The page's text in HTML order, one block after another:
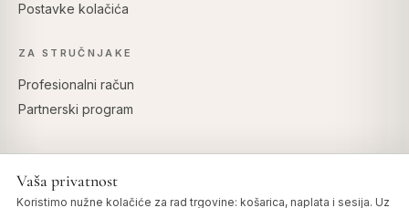
Postavke kolačića
ZA STRUČNJAKE
Profesionalni račun
Partnerski program
Vaša privatnost
Koristimo nužne kolačiće za rad trgovine: košarica, naplata i sesija. Uz